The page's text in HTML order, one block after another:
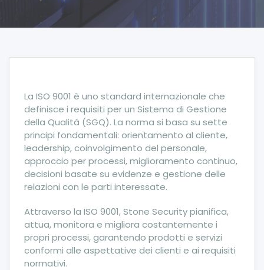
La ISO 9001 è uno standard internazionale che
definisce i requisiti per un Sistema di Gestione
della Qualità (SGQ). La norma si basa su sette
principi fondamentali: orientamento al cliente,
leadership, coinvolgimento del personale,
approccio per processi, miglioramento continuo,
decisioni basate su evidenze e gestione delle
relazioni con le parti interessate.
Attraverso la ISO 9001, Stone Security pianifica,
attua, monitora e migliora costantemente i
propri processi, garantendo prodotti e servizi
conformi alle aspettative dei clienti e ai requisiti
normativi.